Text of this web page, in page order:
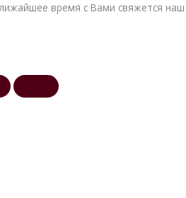
время с Вами свяжется наш